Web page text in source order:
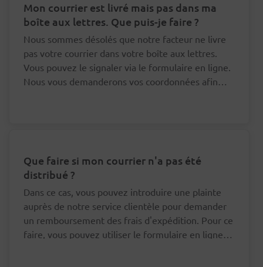
Mon courrier est livré mais pas dans ma
boîte aux lettres. Que puis-je faire ?
Nous sommes désolés que notre facteur ne livre
pas votre courrier dans votre boîte aux lettres.
Vous pouvez le signaler via le formulaire en ligne.
Nous vous demanderons vos coordonnées afin
Que faire si mon courrier n'a pas été
distribué ?
Dans ce cas, vous pouvez introduire une plainte
auprès de notre service clientèle pour demander
un remboursement des frais d'expédition. Pour ce
faire, vous pouvez utiliser le formulaire en ligne